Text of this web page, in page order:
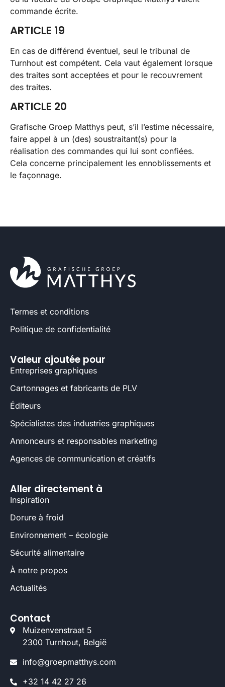
commande écrite.
ARTICLE 19
En cas de différend éventuel, seul le tribunal de
Turnhout est compétent. Cela vaut également lorsque
des traites sont acceptées et pour le recouvrement
des traites.
ARTICLE 20
Grafische Groep Matthys peut, s’il l’estime nécessaire,
faire appel à un (des) soustraitant(s) pour la
réalisation des commandes qui lui sont confiées.
Cela concerne principalement les ennoblissements et
le façonnage.
Termes et conditions
Politique de confidentialité
Valeur ajoutée pour
Entreprises graphiques
Cartonnages et fabricants de PLV
Éditeurs
Spécialistes des industries graphiques
Annonceurs et responsables marketing
Agences de communication et créatifs
Aller directement à
Inspiration
Dorure à froid
Environnement – écologie
Sécurité alimentaire
À notre propos
Actualités
Contact
Muizenvenstraat 5
2300 Turnhout, België
info@groepmatthys.com
+32 14 42 27 26